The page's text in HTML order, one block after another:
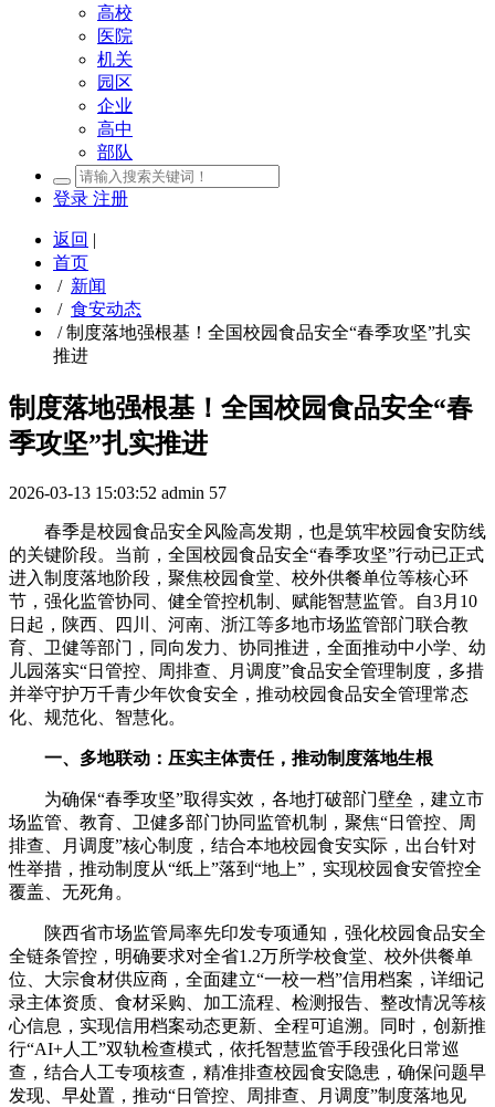
高校
医院
机关
园区
企业
高中
部队
登录 注册
返回 |
首页
/ 新闻
/ 食安动态
/制度落地强根基！全国校园食品安全“春季攻坚”扎实
推进
制度落地强根基！全国校园食品安全“春
季攻坚”扎实推进
2026-03-13 15:03:52 admin 57
春季是校园食品安全风险高发期，也是筑牢校园食安防线
的关键阶段。当前，全国校园食品安全“春季攻坚”行动已正式
进入制度落地阶段，聚焦校园食堂、校外供餐单位等核心环
节，强化监管协同、健全管控机制、赋能智慧监管。自3月10
日起，陕西、四川、河南、浙江等多地市场监管部门联合教
育、卫健等部门，同向发力、协同推进，全面推动中小学、幼
儿园落实“日管控、周排查、月调度”食品安全管理制度，多措
并举守护万千青少年饮食安全，推动校园食品安全管理常态
化、规范化、智慧化。
一、多地联动：压实主体责任，推动制度落地生根
为确保“春季攻坚”取得实效，各地打破部门壁垒，建立市
场监管、教育、卫健多部门协同监管机制，聚焦“日管控、周
排查、月调度”核心制度，结合本地校园食安实际，出台针对
性举措，推动制度从“纸上”落到“地上”，实现校园食安管控全
覆盖、无死角。
陕西省市场监管局率先印发专项通知，强化校园食品安全
全链条管控，明确要求对全省1.2万所学校食堂、校外供餐单
位、大宗食材供应商，全面建立“一校一档”信用档案，详细记
录主体资质、食材采购、加工流程、检测报告、整改情况等核
心信息，实现信用档案动态更新、全程可追溯。同时，创新推
行“AI+人工”双轨检查模式，依托智慧监管手段强化日常巡
查，结合人工专项核查，精准排查校园食安隐患，确保问题早
发现、早处置，推动“日管控、周排查、月调度”制度落地见